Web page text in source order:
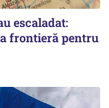
escaladat:
frontieră pentru